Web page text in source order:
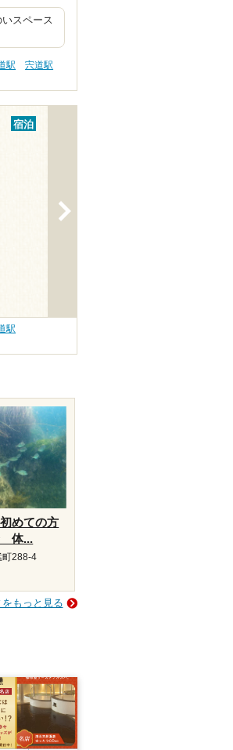
スペース
駅
宍道駅
宿泊
駅
めての方
体...
町288-4
もっと見る